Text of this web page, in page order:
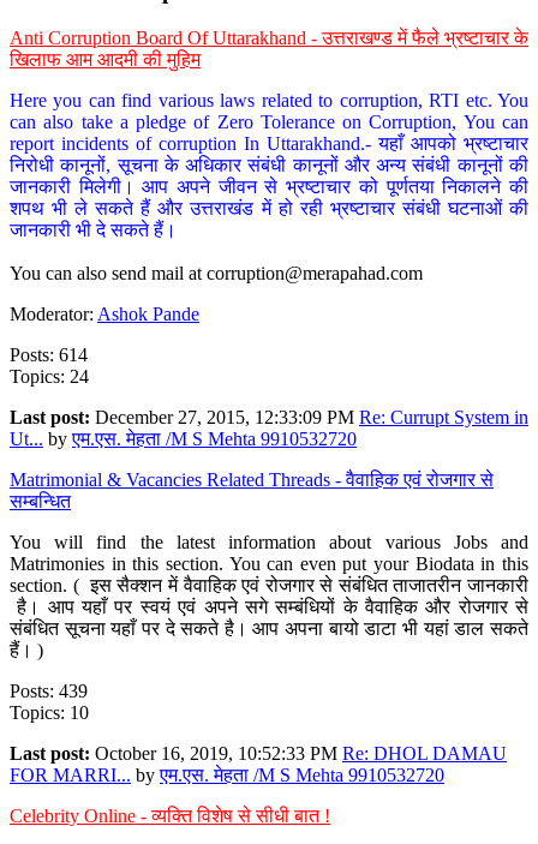
Anti Corruption Board Of Uttarakhand - उत्तराखण्ड में फैले भ्रष्टाचार के
खिलाफ आम आदमी की मुहिम
Here you can find various laws related to corruption, RTI etc. You
can also take a pledge of Zero Tolerance on Corruption, You can
report incidents of corruption In Uttarakhand.- यहाँ आपको भ्रष्टाचार
निरोधी कानूनों, सूचना के अधिकार संबंधी कानूनों और अन्य संबंधी कानूनों की
जानकारी मिलेगी। आप अपने जीवन से भ्रष्टाचार को पूर्णतया निकालने की
शपथ भी ले सकते हैं और उत्तराखंड में हो रही भ्रष्टाचार संबंधी घटनाओं की
जानकारी भी दे सकते हैं।
You can also send mail at corruption@merapahad.com
Moderator: Ashok Pande
Posts: 614
Topics: 24
Last post: December 27, 2015, 12:33:09 PM Re: Currupt System in
Ut... byएम.एस. मेहता /M S Mehta 9910532720
Matrimonial & Vacancies Related Threads - वैवाहिक एवं रोजगार से
सम्बन्धित
You will find the latest information about various Jobs and
Matrimonies in this section. You can even put your Biodata in this
section. ( इस सैक्शन में वैवाहिक एवं रोजगार से संबंधित ताजातरीन जानकारी
है। आप यहाँ पर स्वयं एवं अपने सगे सम्बंधियों के वैवाहिक और रोजगार से
संबंधित सूचना यहाँ पर दे सकते है। आप अपना बायो डाटा भी यहां डाल सकते
हैं। )
Posts: 439
Topics: 10
Last post: October 16, 2019, 10:52:33 PM Re: DHOL DAMAU
FOR MARRI... byएम.एस. मेहता /M S Mehta 9910532720
Celebrity Online - व्यक्ति विशेष से सीधी बात !